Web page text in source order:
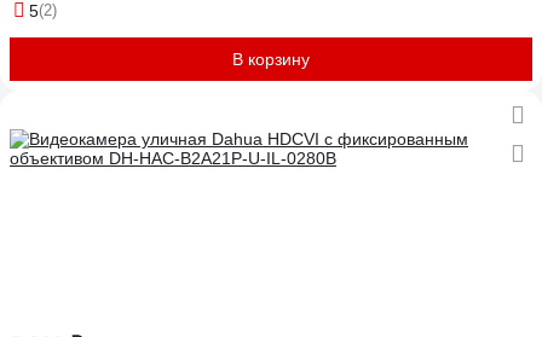
5(2)
В корзину